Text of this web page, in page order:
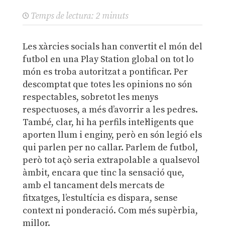
Temps de lectura: 2 minuts
Les xàrcies socials han convertit el món del
futbol en una Play Station global on tot lo
món es troba autoritzat a pontificar. Per
descomptat que totes les opinions no són
respectables, sobretot les menys
respectuoses, a més d’avorrir a les pedres.
També, clar, hi ha perfils intel·ligents que
aporten llum i enginy, però en són legió els
qui parlen per no callar. Parlem de futbol,
però tot açò seria extrapolable a qualsevol
àmbit, encara que tinc la sensació que,
amb el tancament dels mercats de
fitxatges, l’estultícia es dispara, sense
context ni ponderació. Com més supèrbia,
millor.